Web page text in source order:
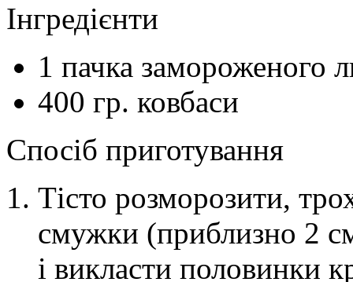
Інгредієнти
1 пачка замороженого
400 гр. ковбаси
Спосіб приготування
Тісто розморозити,
смужки (приблизно 2
і викласти половинки